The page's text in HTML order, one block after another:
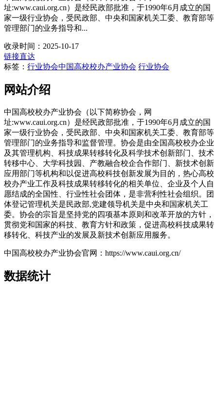
址:www.caui.org.cn）是经民政部批准，于1990年6月成立的国
家一级行业协会，受民政部、中央和国家机关工委、教育部等
管理部门的业务指导和...
收录时间：2025-10-17
链接直达
标签： 行业协会中国高校校办产业协会 行业协会
网站介绍
中国高校校办产业协会（以下简称协会，网
址:www.caui.org.cn）是经民政部批准，于1990年6月成立的国
家一级行业协会，受民政部、中央和国家机关工委、教育部等
管理部门的业务指导和监督管理。协会是由全国高校校办企业
及其管理机构、科技成果转移转化及科学技术创新部门、技术
转移中心、大学科技园、产教融合校企合作部门、新技术创新
应用部门等机构和以促进高校科技创新发展为目的，热心高校
校办产业工作及科技成果转移转化的相关单位、企业及个人自
愿结成的全国性、行业性社会团体，是非营利性社会组织。团
体登记管理机关是民政部,党建领导机关是中央和国家机关工
委。协会的宗旨是坚持党的四项基本原则和改革开放的方针，
贯彻党和国家的科技、教育方针和政策，促进高校科技成果转
移转化、科技产业的发展及新技术创新应用服务。
中国高校校办产业协会官网：https://www.caui.org.cn/
数据统计